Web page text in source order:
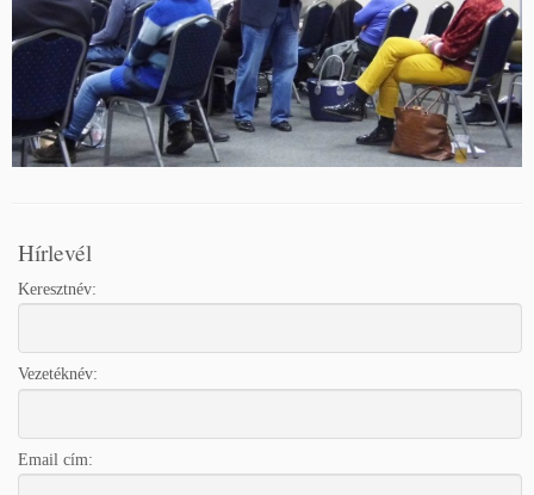
Hírlevél
Keresztnév:
Vezetéknév:
Email cím: